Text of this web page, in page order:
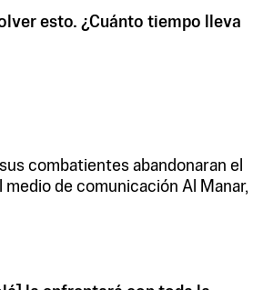
esto. ¿Cuánto tiempo lleva
combatientes abandonaran el
de comunicación Al Manar,